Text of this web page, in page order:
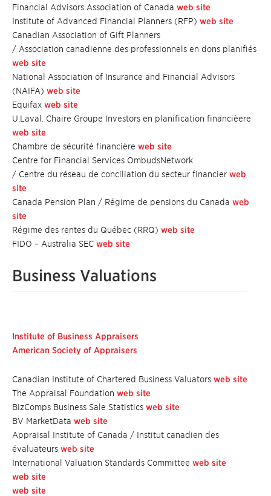
Financial Advisors Association of Canada web site
Institute of Advanced Financial Planners (RFP) web site
Canadian Association of Gift Planners
/ Association canadienne des professionnels en dons planifiés
web site
National Association of Insurance and Financial Advisors
(NAIFA) web site
Equifax web site
U.Laval. Chaire Groupe Investors en planification financièere
web site
Chambre de sécurité financière web site
Centre for Financial Services OmbudsNetwork
/ Centre du réseau de conciliation du secteur financier web
site
Canada Pension Plan / Régime de pensions du Canada web
site
Régime des rentes du Québec (RRQ) web site
FIDO – Australia SEC web site
Business Valuations
Institute of Business Appraisers
American Society of Appraisers
Canadian Institute of Chartered Business Valuators web site
The Appraisal Foundation web site
BizComps Business Sale Statistics web site
BV MarketData web site
Appraisal Institute of Canada / Institut canadien des
évaluateurs web site
International Valuation Standards Committee web site
web site
web site